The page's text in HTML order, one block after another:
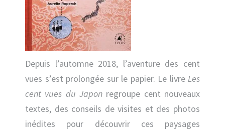
Depuis l’automne 2018, l’aventure des cent
vues s’est prolongée sur le papier. Le livre Les
cent vues du Japon regroupe cent nouveaux
textes, des conseils de visites et des photos
inédites pour découvrir ces paysages